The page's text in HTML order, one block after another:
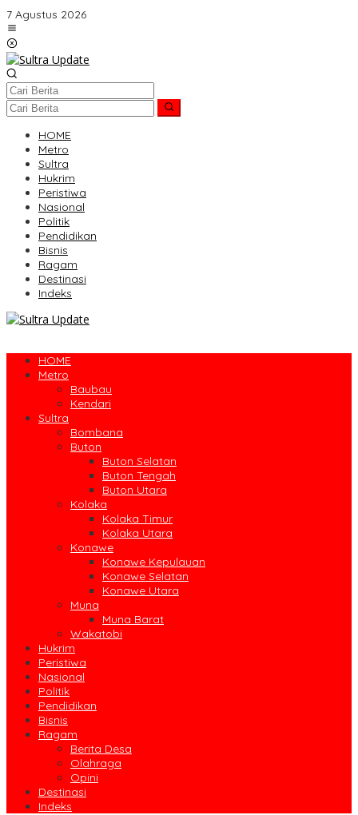
Lewati
ke
konten
7 Agustus 2026
HOME
Metro
Sultra
Hukrim
Peristiwa
Nasional
Politik
Pendidikan
Bisnis
Ragam
Destinasi
Indeks
HOME
Metro
Baubau
Kendari
Sultra
Bombana
Buton
Buton Selatan
Buton Tengah
Buton Utara
Kolaka
Kolaka Timur
Kolaka Utara
Konawe
Konawe Kepulauan
Konawe Selatan
Konawe Utara
Muna
Muna Barat
Wakatobi
Hukrim
Peristiwa
Nasional
Politik
Pendidikan
Bisnis
Ragam
Berita Desa
Olahraga
Opini
Destinasi
Indeks